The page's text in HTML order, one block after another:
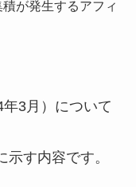
が発生するアフィ
3月）について
す内容です。